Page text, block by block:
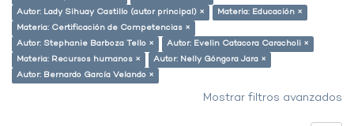
Autor: Lady Sihuay Castillo (autor principal) ×
Materia: Educación ×
Materia: Certificación de Competencias ×
Autor: Stephanie Barboza Tello ×
Autor: Evelin Catacora Caracholi ×
Materia: Recursos humanos ×
Autor: Nelly Góngora Jara ×
Autor: Bernardo García Velando ×
Mostrar filtros avanzados